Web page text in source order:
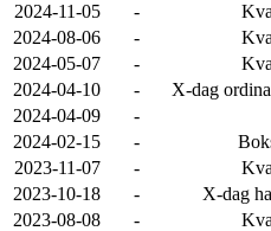
2024-11-05
-
2024-08-06
-
2024-05-07
-
2024-04-10
-
X-dag
2024-04-09
-
2024-02-15
-
2023-11-07
-
2023-10-18
-
X-dag
2023-08-08
-